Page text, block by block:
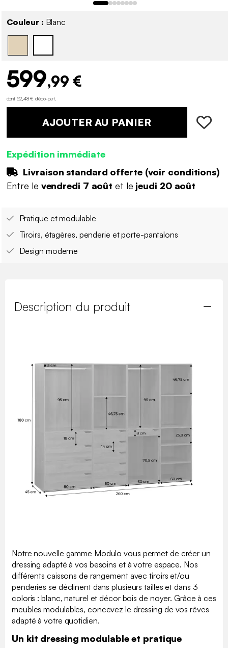
Couleur : Blanc
599,99 €
dont 52,48 € d'éco-part
AJOUTER AU PANIER
Expédition immédiate
Livraison standard offerte (voir conditions)
Entre le vendredi 7 août et le jeudi 20 août
Pratique et modulable
Tiroirs, étagères, penderie et porte-pantalons
Design moderne
Description du produit
Notre nouvelle gamme Modulo vous permet de créer un
dressing adapté à vos besoins et à votre espace. Nos
différents caissons de rangement avec tiroirs et/ou
penderies se déclinent dans plusieurs tailles et dans 3
coloris : blanc, naturel et décor bois de noyer. Grâce à ces
meubles modulables, concevez le dressing de vos rêves
adapté à votre quotidien.
Un kit dressing modulable et pratique